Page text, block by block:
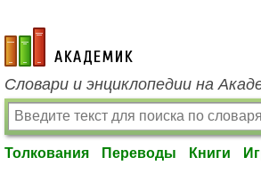
academic.ru
Словари и энциклопедии на
Толкования Переводы Книги